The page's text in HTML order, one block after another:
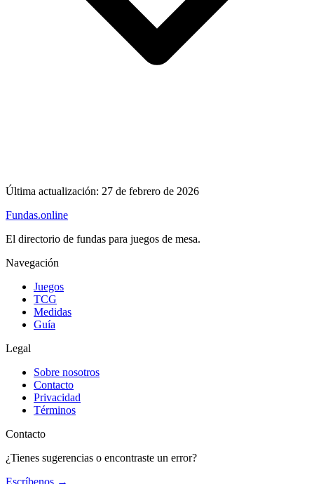
Última actualización: 27 de febrero de 2026
Fundas.online
El directorio de fundas para juegos de mesa.
Navegación
Juegos
TCG
Medidas
Guía
Legal
Sobre nosotros
Contacto
Privacidad
Términos
Contacto
¿Tienes sugerencias o encontraste un error?
Escríbenos →